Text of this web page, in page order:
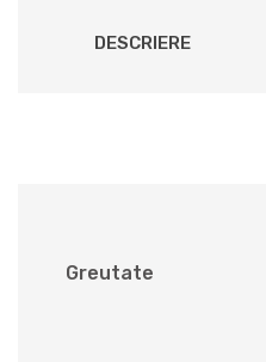
DESCRIERE
Greutate